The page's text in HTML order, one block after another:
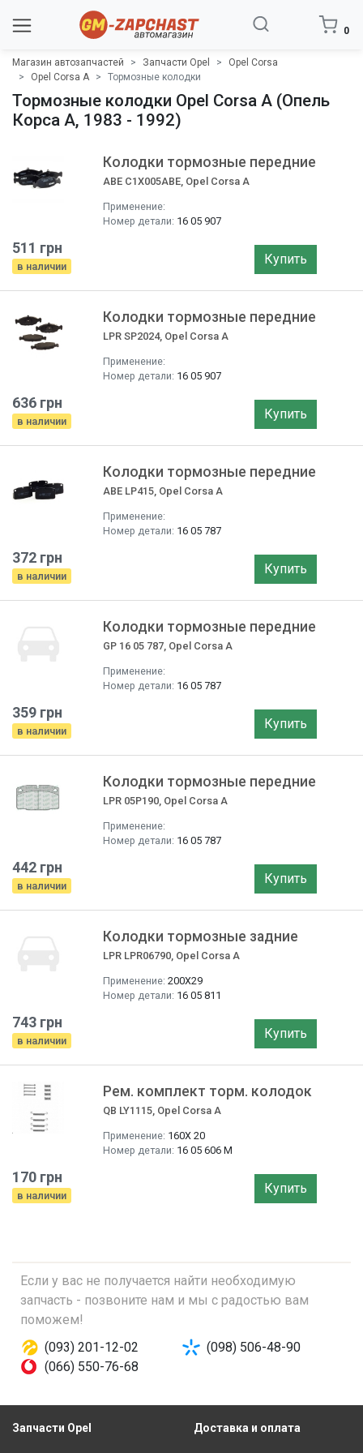
0
Магазин автозапчастей Запчасти Opel
Opel Corsa
Opel Corsa A
Тормозные колодки
Тормозные колодки Opel Corsa A (Опель
Корса A, 1983 - 1992)
Колодки тормозные передние
ABE C1X005ABE, Opel Corsa A
Применение:
Номер детали: 16 05 907
511 грн
в наличии Купить
Колодки тормозные передние
LPR SP2024, Opel Corsa A
Применение:
Номер детали: 16 05 907
636 грн
в наличии Купить
Колодки тормозные передние
ABE LP415, Opel Corsa A
Применение:
Номер детали: 16 05 787
372 грн
в наличии Купить
Колодки тормозные передние
GP 16 05 787, Opel Corsa A
Применение:
Номер детали: 16 05 787
359 грн
в наличии Купить
Колодки тормозные передние
LPR 05P190, Opel Corsa A
Применение:
Номер детали: 16 05 787
442 грн
в наличии Купить
Колодки тормозные задние
LPR LPR06790, Opel Corsa A
Применение: 200X29
Номер детали: 16 05 811
743 грн
в наличии Купить
Рем. комплект торм. колодок
QB LY1115, Opel Corsa A
Применение: 160X 20
Номер детали: 16 05 606 M
170 грн
в наличии Купить
Если у вас не получается найти необходимую
запчасть - позвоните нам и мы с радостью вам
поможем!
(093) 201-12-02
(098) 506-48-90
(066) 550-76-68
Запчасти Opel Доставка и оплата